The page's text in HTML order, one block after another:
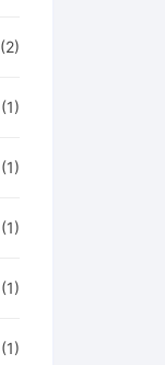
(2)
(1)
(1)
(1)
(1)
(1)